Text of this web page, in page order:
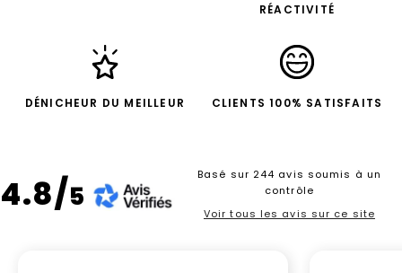
RÉACTIVITÉ
DÉNICHEUR DU MEILLEUR CLIENTS 100% SATISFAITS
4.8/5
Basé sur 244 avis soumis à un
contrôle
Voir tous les avis sur ce site